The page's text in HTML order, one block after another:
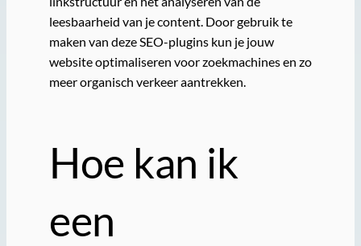
leesbaarheid van je content. Door gebruik te
maken van deze SEO-plugins kun je jouw
website optimaliseren voor zoekmachines en zo
meer organisch verkeer aantrekken.
Hoe kan ik
een